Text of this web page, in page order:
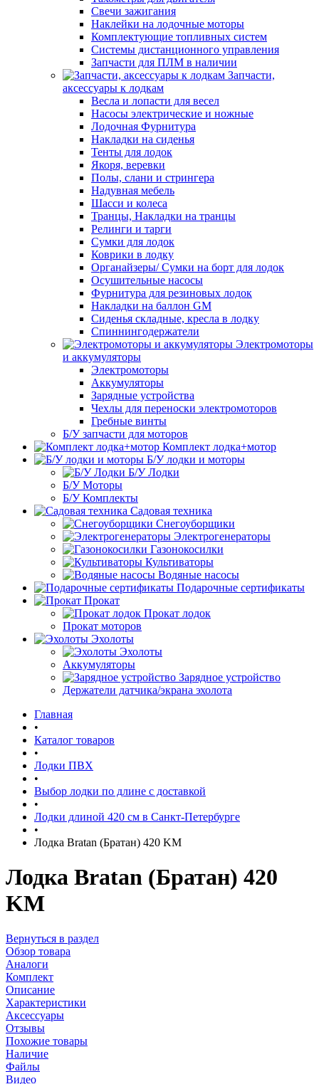
Свечи зажигания
Наклейки на лодочные моторы
Комплектующие топливных систем
Системы дистанционного управления
Запчасти для ПЛМ в наличии
Запчасти,
аксессуары к лодкам
Весла и лопасти для весел
Насосы электрические и ножные
Лодочная Фурнитура
Накладки на сиденья
Тенты для лодок
Якоря, веревки
Полы, слани и стрингера
Надувная мебель
Шасси и колеса
Транцы, Накладки на транцы
Релинги и тарги
Сумки для лодок
Коврики в лодку
Органайзеры/ Сумки на борт для лодок
Осушительные насосы
Фурнитура для резиновых лодок
Накладки на баллон GM
Сиденья складные, кресла в лодку
Спиннингодержатели
Электромоторы
и аккумуляторы
Электромоторы
Аккумуляторы
Зарядные устройства
Чехлы для переноски электромоторов
Гребные винты
Б/У запчасти для моторов
Комплект лодка+мотор
Б/У лодки и моторы
Б/У Лодки
Б/У Моторы
Б/У Комплекты
Садовая техника
Снегоуборщики
Электрогенераторы
Газонокосилки
Культиваторы
Водяные насосы
Подарочные сертификаты
Прокат
Прокат лодок
Прокат моторов
Эхолоты
Эхолоты
Аккумуляторы
Зарядное устройство
Держатели датчика/экрана эхолота
Главная
•
Каталог товаров
•
Лодки ПВХ
•
Выбор лодки по длине c доставкой
•
Лодки длиной 420 см в Санкт-Петербурге
•
Лодка Bratan (Братан) 420 KM
Лодка Bratan (Братан) 420
KM
Вернуться в раздел
Обзор товара
Аналоги
Комплект
Описание
Характеристики
Аксессуары
Отзывы
Похожие товары
Наличие
Файлы
Видео